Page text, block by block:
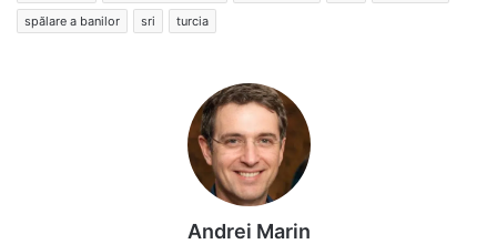
spălare a banilor
sri turcia
Andrei Marin